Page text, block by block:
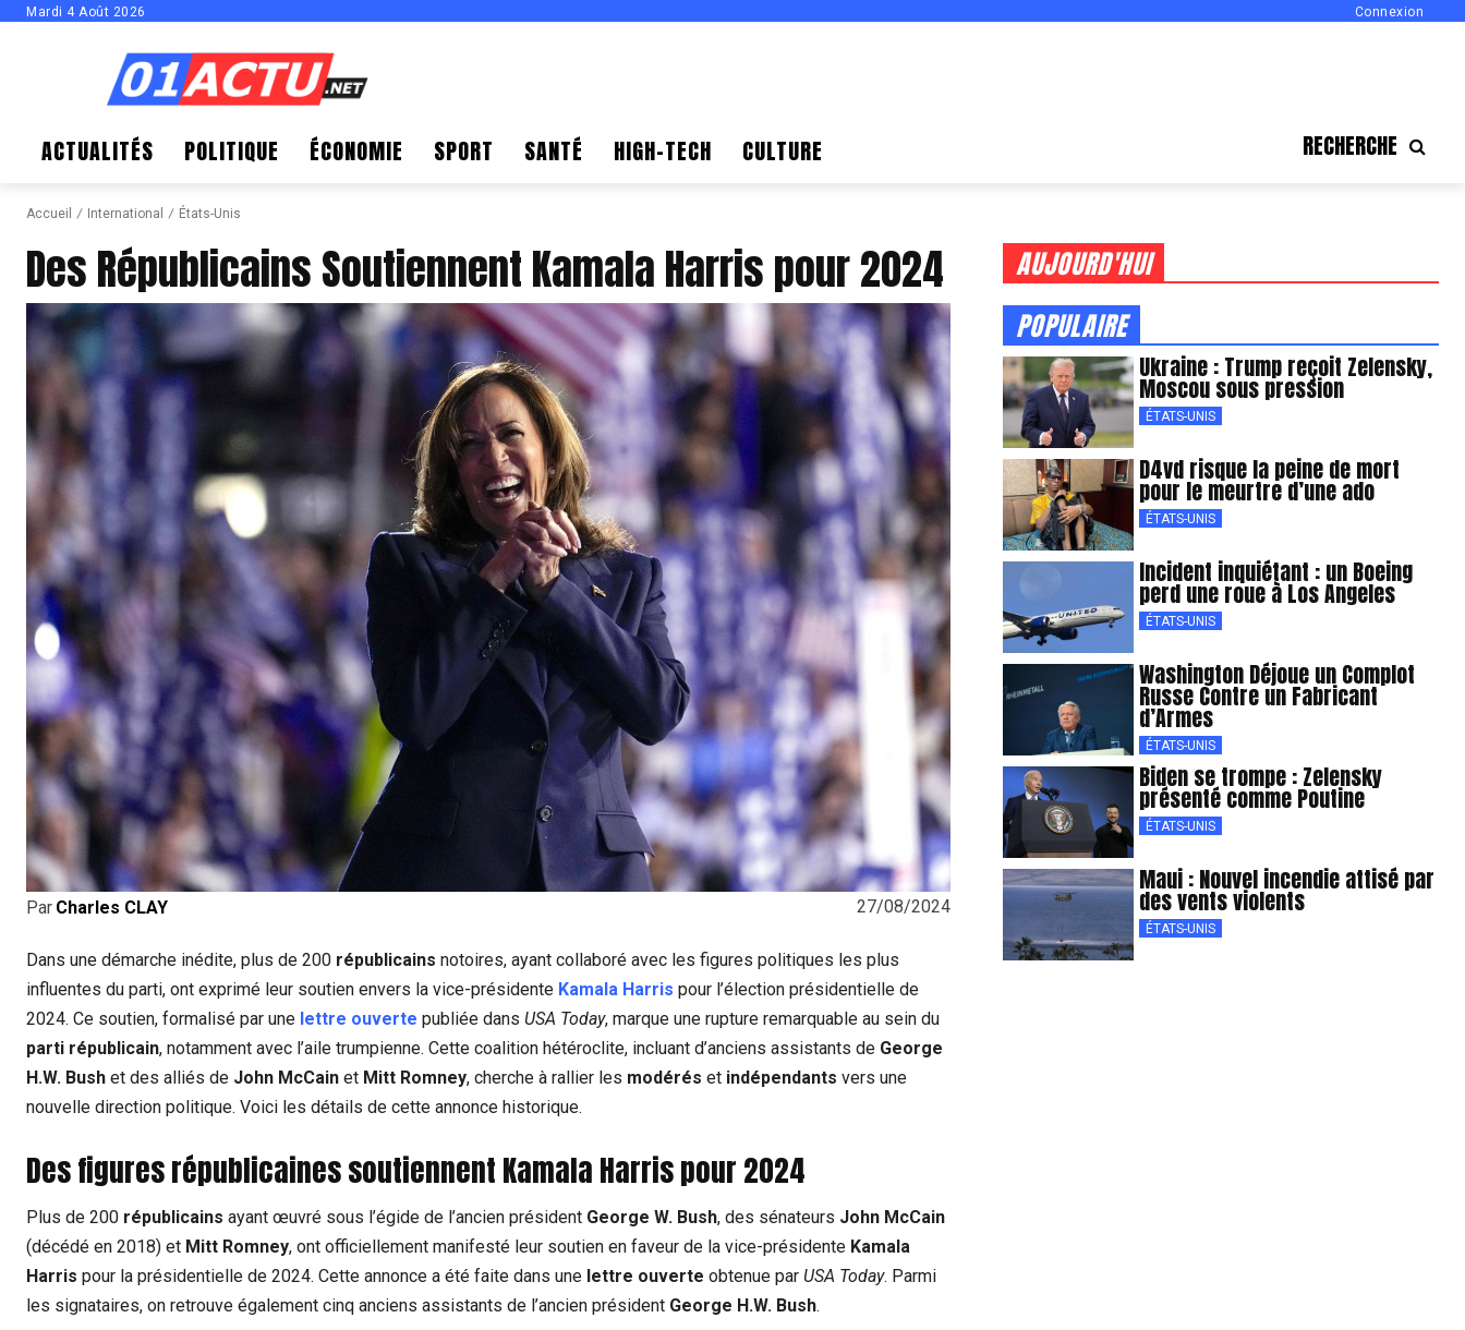
Mardi 4 Août 2026 Connexion
ACTUALITÉS POLITIQUE ÉCONOMIE SPORT SANTÉ HIGH-TECH CULTURE RECHERCHE
Accueil International États-Unis
Des Républicains Soutiennent Kamala Harris pour 2024
27/08/2024
Par Charles CLAY
Dans une démarche inédite, plus de 200 républicains notoires, ayant collaboré avec les figures politiques les plus
influentes du parti, ont exprimé leur soutien envers la vice-présidente Kamala Harris pour l’élection présidentielle de
2024. Ce soutien, formalisé par une lettre ouverte publiée dans USA Today, marque une rupture remarquable au sein du
parti républicain, notamment avec l’aile trumpienne. Cette coalition hétéroclite, incluant d’anciens assistants de George
H.W. Bush et des alliés de John McCain et Mitt Romney, cherche à rallier les modérés et indépendants vers une
nouvelle direction politique. Voici les détails de cette annonce historique.
Des figures républicaines soutiennent Kamala Harris pour 2024
Plus de 200 républicains ayant œuvré sous l’égide de l’ancien président George W. Bush, des sénateurs John McCain
(décédé en 2018) et Mitt Romney, ont officiellement manifesté leur soutien en faveur de la vice-présidente Kamala
Harris pour la présidentielle de 2024. Cette annonce a été faite dans une lettre ouverte obtenue par USA Today. Parmi
les signataires, on retrouve également cinq anciens assistants de l’ancien président George H.W. Bush.
AUJOURD'HUI
POPULAIRE
Ukraine : Trump reçoit Zelensky,
Moscou sous pression
ÉTATS-UNIS
D4vd risque la peine de mort
pour le meurtre d’une ado
ÉTATS-UNIS
Incident inquiétant : un Boeing
perd une roue à Los Angeles
ÉTATS-UNIS
Washington Déjoue un Complot
Russe Contre un Fabricant
d’Armes
ÉTATS-UNIS
Biden se trompe : Zelensky
présenté comme Poutine
ÉTATS-UNIS
Maui : Nouvel incendie attisé par
des vents violents
ÉTATS-UNIS